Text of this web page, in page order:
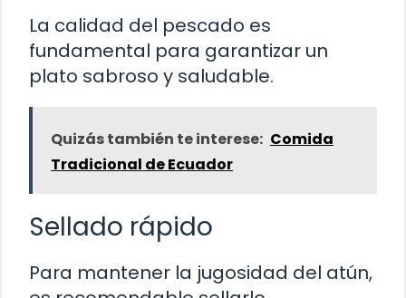
La calidad del pescado es
fundamental para garantizar un
plato sabroso y saludable.
Quizás también te interese: Comida
Tradicional de Ecuador
Sellado rápido
Para mantener la jugosidad del atún,